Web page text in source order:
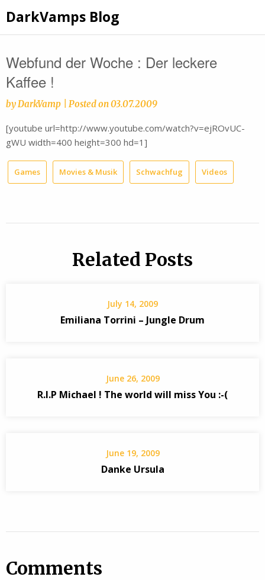
to
content
DarkVamps Blog
Webfund der Woche : Der leckere
Kaffee !
byDarkVamp Posted on03.07.2009
[youtube url=http://www.youtube.com/watch?v=ejROvUC-
gWU width=400 height=300 hd=1]
Games Movies & Musik Schwachfug Videos
Related Posts
July 14, 2009
Emiliana Torrini – Jungle Drum
June 26, 2009
R.I.P Michael ! The world will miss You :-(
June 19, 2009
Danke Ursula
Comments